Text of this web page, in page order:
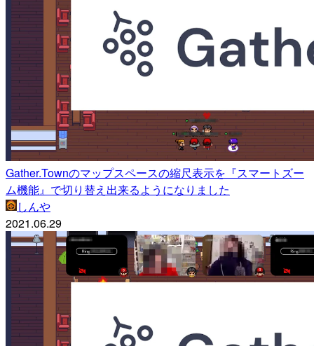
Gather.Townのマップスペースの縮尺表示を『スマートズー
ム機能』で切り替え出来るようになりました
しんや
2021.06.29